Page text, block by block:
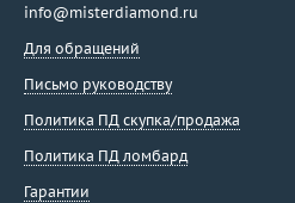
info@misterdiamond.ru
Для обращений
Письмо руководству
Политика ПД скупка/продажа
Политика ПД ломбард
Гарантии